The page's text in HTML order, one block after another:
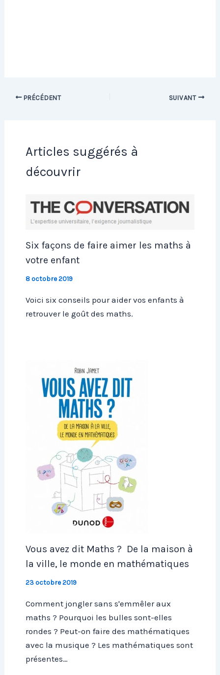
PRÉCÉDENT SUIVANT
Articles suggérés à
découvrir
Six façons de faire aimer les maths à
votre enfant
8 octobre 2019
Voici six conseils pour aider vos enfants à
retrouver le goût des maths.
Vous avez dit Maths ? De la maison à
la ville, le monde en mathématiques
23 octobre 2019
Comment jongler sans s'emmêler aux
maths ? Pourquoi les bulles sont-elles
rondes ? Peut-on faire des mathématiques
avec la musique ? Les mathématiques sont
présentes…